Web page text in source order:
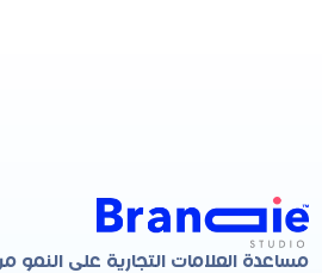
مساعدة العلامات التجارية على النمو